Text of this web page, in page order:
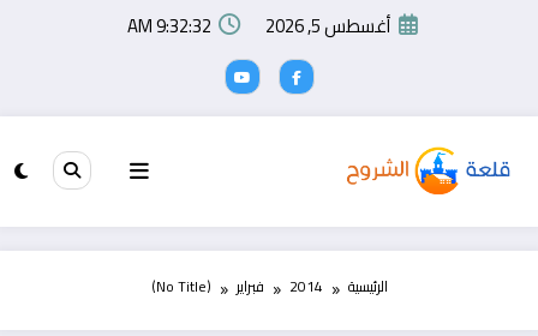
أغسطس 5, 2026 9:32:32 AM
الرئيسية 2014 فبراير (No Title)